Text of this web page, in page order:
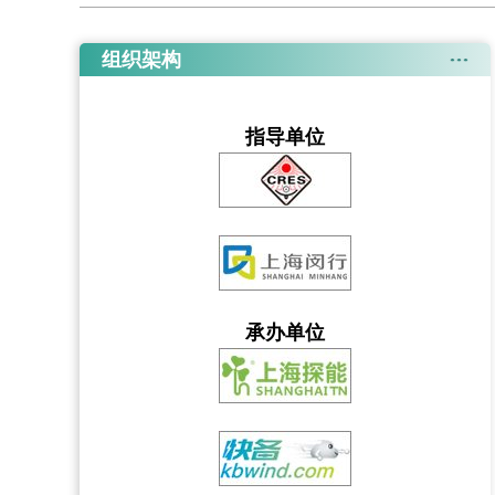
组织架构
指导单位
承办单位